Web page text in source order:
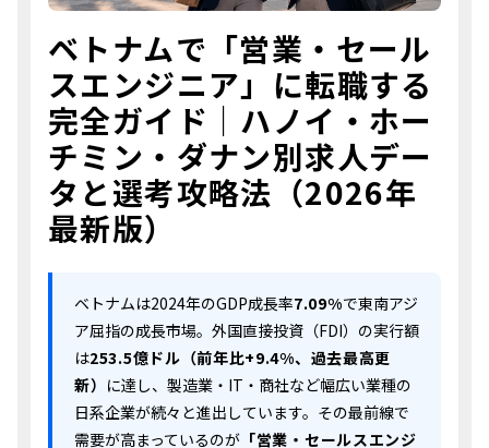
ベトナムで「営業・セール
スエンジニア」に転職する
完全ガイド｜ハノイ・ホー
チミン・ダナン別求人デー
タと選考攻略法（2026年
最新版）
ベトナムは2024年のGDP成長率7.09%で東南アジ
ア屈指の成長市場。外国直接投資（FDI）の実行額
は253.5億ドル（前年比+9.4%、過去最高更
新） に達し、製造業・IT・商社など幅広い業種の
日系企業が続々と進出しています。その最前線で
需要が高まっているのが 「営業・セールスエンジ